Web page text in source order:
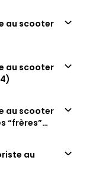
au scooter
au scooter
au scooter
“frères”